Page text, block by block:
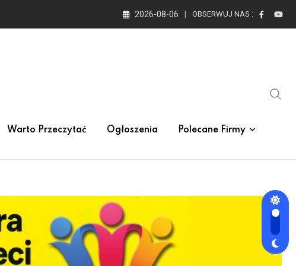
2026-08-06 OBSERWUJ NAS :
Warto Przeczytać Ogłoszenia Polecane Firmy